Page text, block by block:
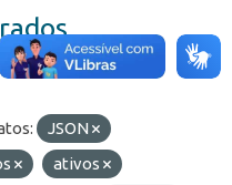
JSON
ativos